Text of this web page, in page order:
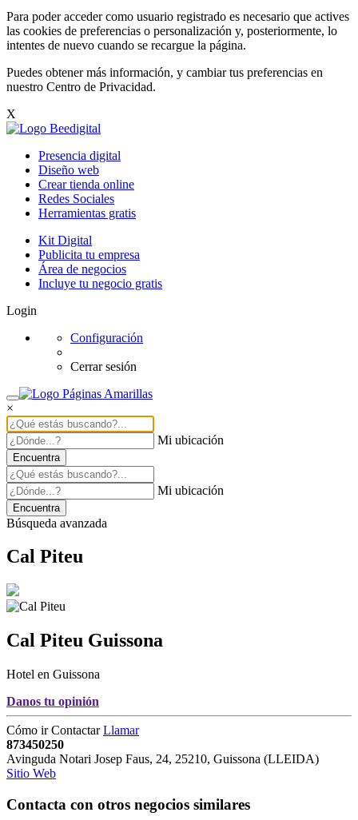
Para poder acceder como usuario registrado es necesario que actives
las cookies de preferencias o personalización y, posteriormente, lo
intentes de nuevo cuando se recargue la página.
Puedes obtener más información, y cambiar tus preferencias en
nuestro Centro de Privacidad.
X
Presencia digital
Diseño web
Crear tienda online
Redes Sociales
Herramientas gratis
Kit Digital
Publicita tu empresa
Área de negocios
Incluye tu negocio gratis
Login
Configuración
Cerrar sesión
×
Mi ubicación
Encuentra
Mi ubicación
Encuentra
Búsqueda avanzada
Cal Piteu
Cal Piteu Guissona
Hotel en Guissona
Danos tu opinión
Cómo irContactarLlamar
873450250
Avinguda Notari Josep Faus, 24, 25210, Guissona (LLEIDA)
Sitio Web
Contacta con otros negocios similares